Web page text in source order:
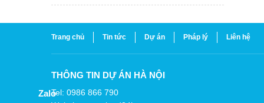
Trang chủ Tin tức Dự án Pháp lý Liên hệ
THÔNG TIN DỰ ÁN HÀ NỘI
Tel: 0986 866 790
Zalo